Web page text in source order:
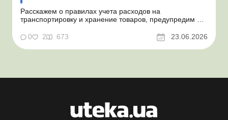
Расскажем о правилах учета расходов на
транспортировку и хранение товаров, предупредим о
нормативное обоснование. Проблемные расходы:
налоговые риски и судебная практика Казалось бы, в
этом вопросе неоднозначности быть не может. Но, как
0 2 673 23.06.2026